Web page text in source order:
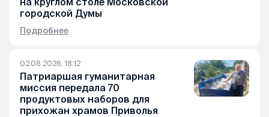
городской Думы
Подробнее
02.08.2026, 18:12
Патриаршая гуманитарная
миссия передала 70
продуктовых наборов для
прихожан храмов Приволья